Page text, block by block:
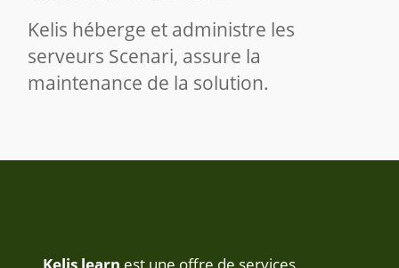
Kelis héberge et administre les
serveurs Scenari, assure la
maintenance de la solution.